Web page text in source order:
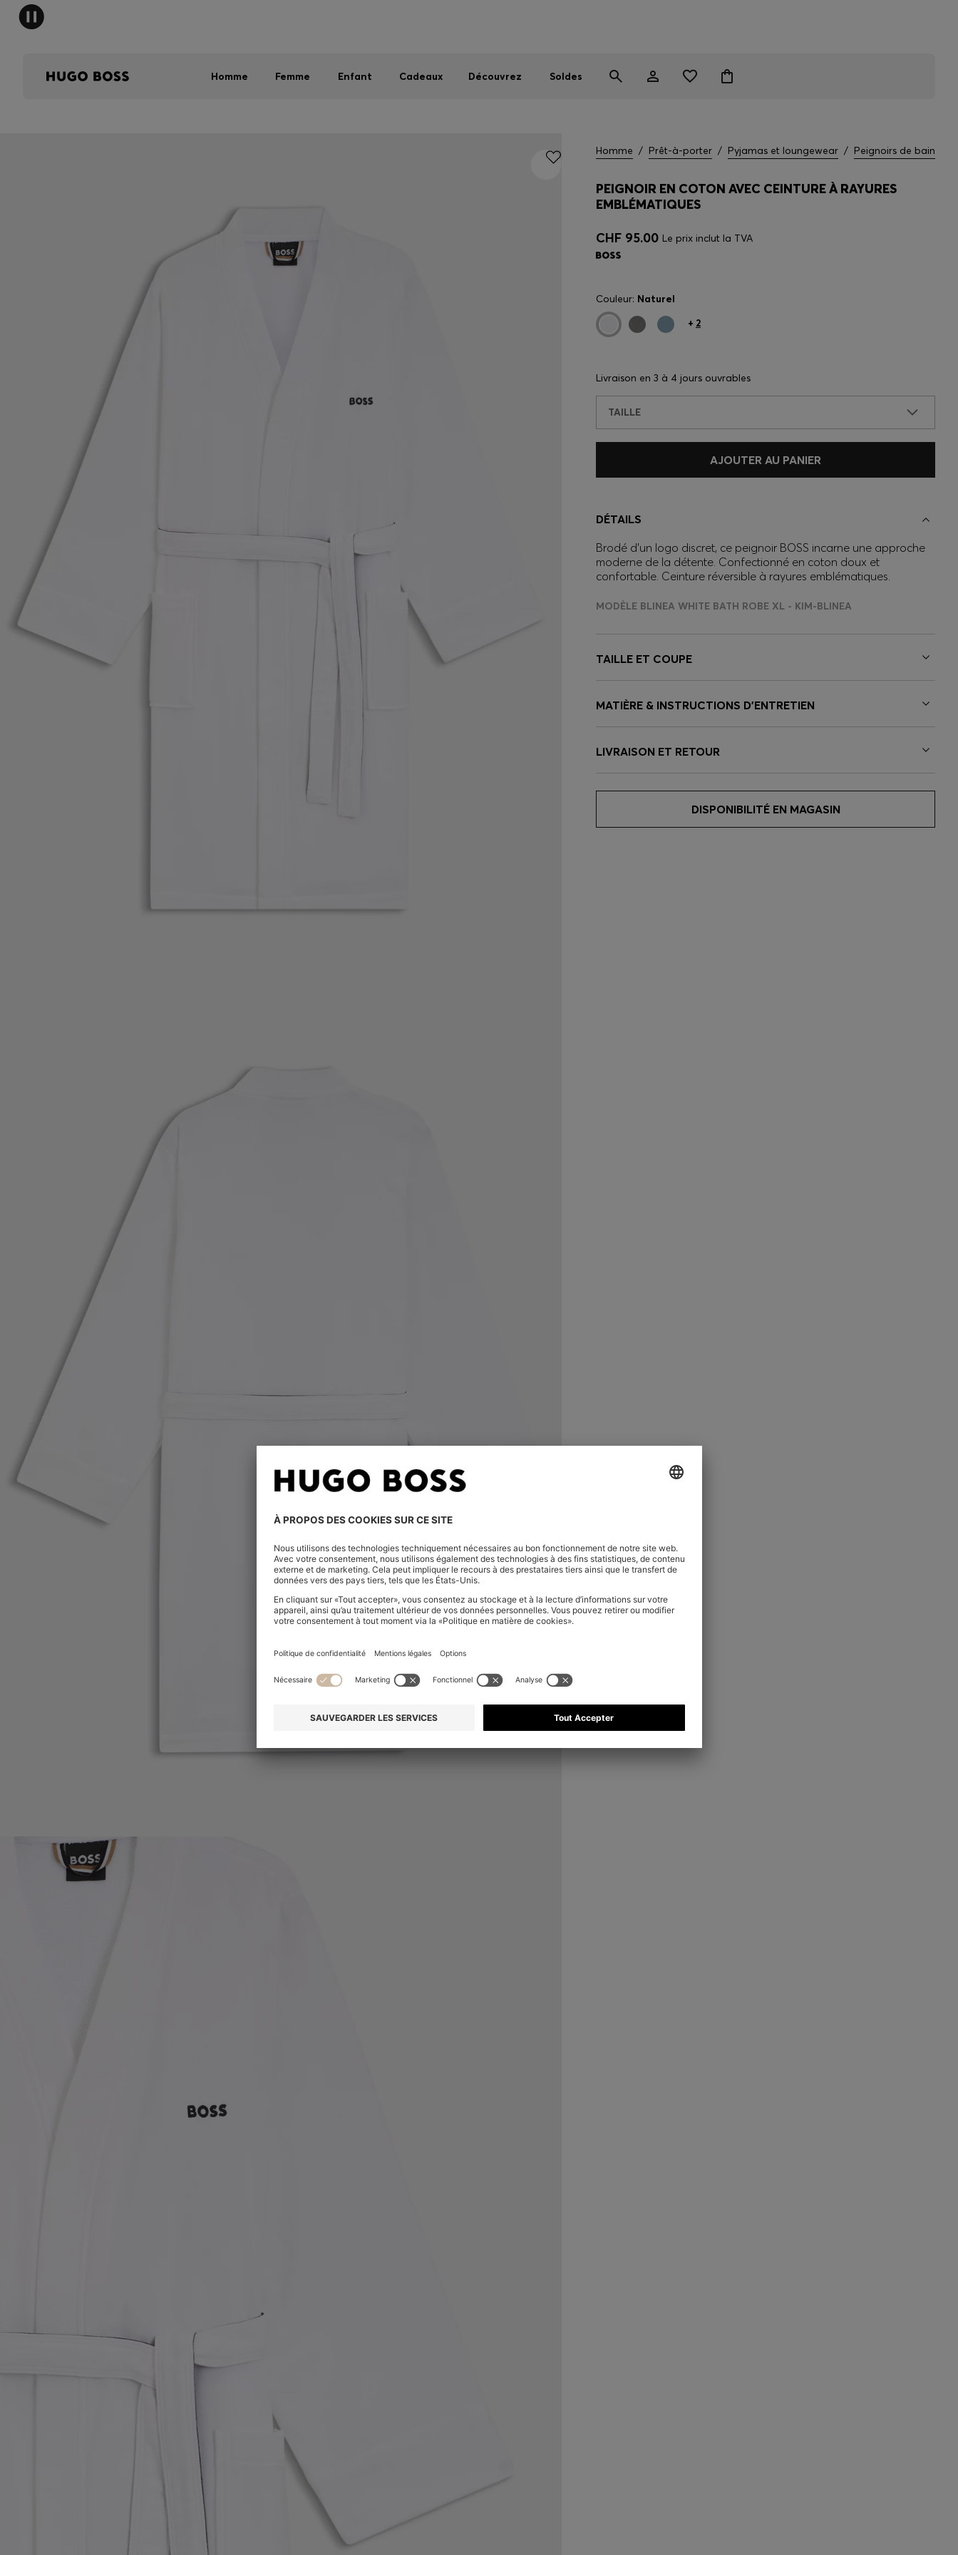
Homme Femme Enfant Cadeaux Découvrez Soldes
Homme / Prêt-à-porter / Pyjamas et loungewear / Peignoirs de bain
PEIGNOIR EN COTON AVEC CEINTURE À RAYURES
EMBLÉMATIQUES
CHF 95.00 Le prix inclut la TVA
Couleur: Naturel
+ 2
Livraison en 3 à 4 jours ouvrables
TAILLE
AJOUTER AU PANIER
DÉTAILS
Brodé d’un logo discret, ce peignoir BOSS incarne une approche
moderne de la détente. Confectionné en coton doux et
confortable. Ceinture réversible à rayures emblématiques.
MODÈLE BLINEA WHITE BATH ROBE XL - KIM-BLINEA
TAILLE ET COUPE
MATIÈRE & INSTRUCTIONS D’ENTRETIEN
LIVRAISON ET RETOUR
DISPONIBILITÉ EN MAGASIN